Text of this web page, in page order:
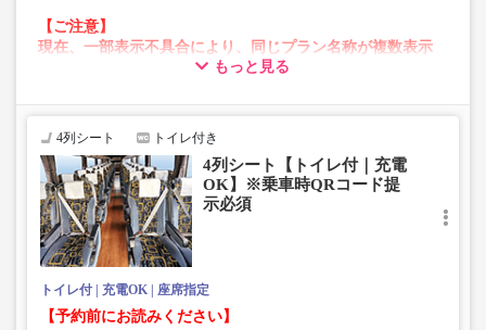
【ご注意】
現在、一部表示不具合により、同じプラン名称が複数表示
される場合がございます。
います。
お手数をおかけいたしますが、エラー表示が出た場合は、
たします。
もっと見る
4列シート トイレ付き
4列シート【トイレ付｜充電
OK】※乗車時QRコード提
示必須
トイレ付 充電OK 座席指定
【予約前にお読みください】